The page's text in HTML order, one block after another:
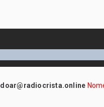
doar@radiocrista.online